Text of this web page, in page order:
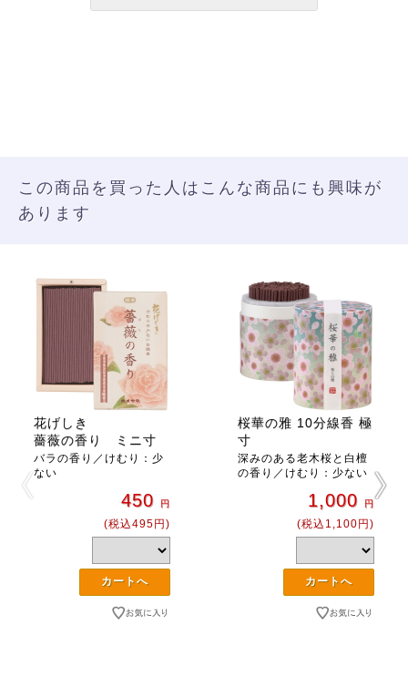
この商品を買った人はこんな商品にも興味が
あります
花げしき
薔薇の香り ミニ寸
バラの香り／けむり：少
ない
450 円
(税込495円)
桜華の雅 10分線香 極
寸
深みのある老木桜と白檀
の香り／けむり：少ない
1,000 円
(税込1,100円)